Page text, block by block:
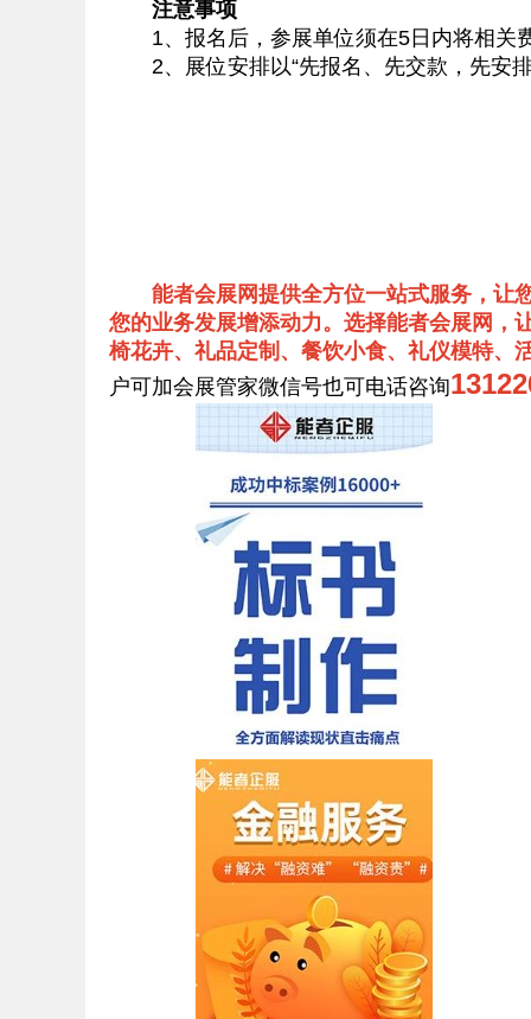
注意事项
1、报名后，参展单位须在5日内将相关
2、展位安排以“先报名、先交款，先安
能者会展网提供全方位一站式服务，让
您的业务发展增添动力。选择能者会展网，
椅花卉、礼品定制、餐饮小食、礼仪模特、
户可加会展管家微信号也可电话咨询